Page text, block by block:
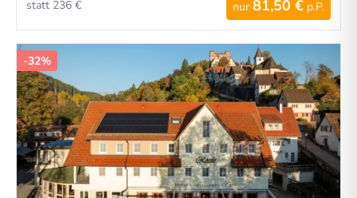
nur 81,50 € p.P.
statt 236 €
-32%